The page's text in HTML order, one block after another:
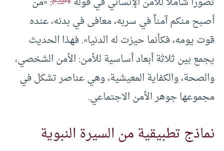
أصبح منكم آمناً في سربه، معافى في بدنه، عنده
قوت يومه، فكأنما حيزت له الدنيا». فهذا الحديث
يجمع بين ثلاثة أبعاد أساسية للأمن: الأمن الشخصي،
والصحة، والكفاية المعيشية، وهي عناصر تشكل في
مجموعها جوهر الأمن الاجتماعي.
نماذج تطبيقية من السيرة النبوية